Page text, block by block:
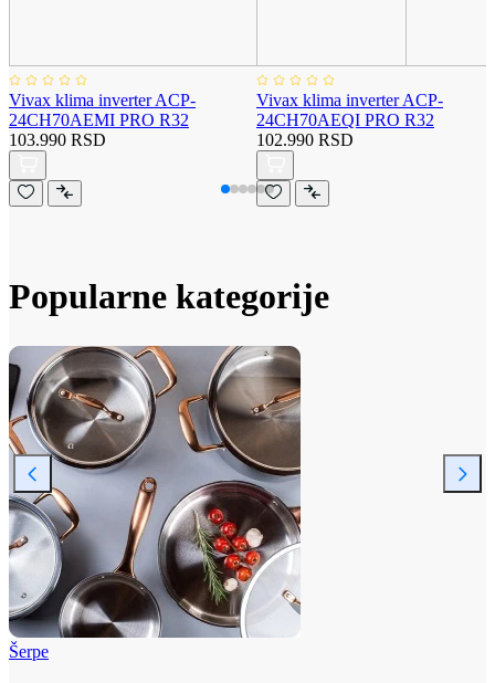
Vivax klima inverter ACP-
24CH70AEMI PRO R32
103.990 RSD
Vivax klima inverter ACP-
24CH70AEQI PRO R32
102.990 RSD
Popularne kategorije
Šerpe